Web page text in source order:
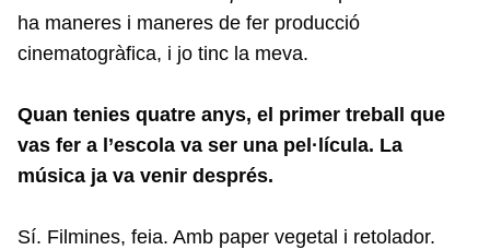
ha maneres i maneres de fer producció
cinematogràfica, i jo tinc la meva.
Quan tenies quatre anys, el primer treball que
vas fer a l’escola va ser una pel·lícula. La
música ja va venir després.
Sí. Filmines, feia. Amb paper vegetal i retolador.